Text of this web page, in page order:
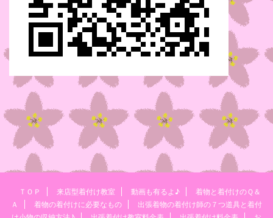
ＴＯＰ 来店型着付け教室 動画も有るよ♪
着物と着付けのＱ＆
Ａ
着物の着付けに必要なもの
出張着物の着付け師の７つ道具と着付